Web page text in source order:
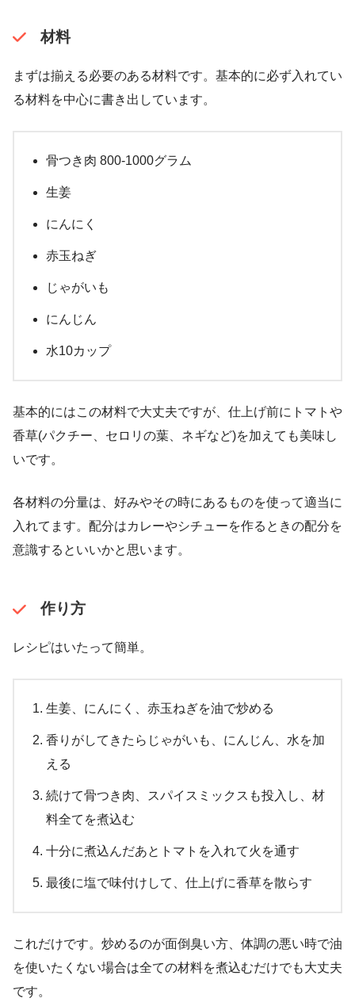
材料
まずは揃える必要のある材料です。基本的に必ず入れてい
る材料を中心に書き出しています。
骨つき肉 800-1000グラム
生姜
にんにく
赤玉ねぎ
じゃがいも
にんじん
水10カップ
基本的にはこの材料で大丈夫ですが、仕上げ前にトマトや
香草(パクチー、セロリの葉、ネギなど)を加えても美味し
いです。
各材料の分量は、好みやその時にあるものを使って適当に
入れてます。配分はカレーやシチューを作るときの配分を
意識するといいかと思います。
作り方
レシピはいたって簡単。
生姜、にんにく、赤玉ねぎを油で炒める
香りがしてきたらじゃがいも、にんじん、水を加
える
続けて骨つき肉、スパイスミックスも投入し、材
料全てを煮込む
十分に煮込んだあとトマトを入れて火を通す
最後に塩で味付けして、仕上げに香草を散らす
これだけです。炒めるのが面倒臭い方、体調の悪い時で油
を使いたくない場合は全ての材料を煮込むだけでも大丈夫
です。